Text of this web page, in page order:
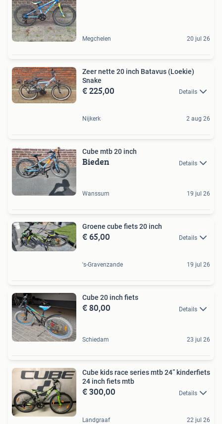
Megchelen 20 jul 26
Zeer nette 20 inch Batavus (Loekie)
Snake
€ 225,00 Details
Nijkerk 2 aug 26
Cube mtb 20 inch
Bieden Details
Wanssum 19 jul 26
Groene cube fiets 20 inch
€ 65,00 Details
's-Gravenzande 19 jul 26
Cube 20 inch fiets
€ 80,00 Details
Schiedam 23 jul 26
Cube kids race series mtb 24” kinderfiets
24 inch fiets mtb
€ 300,00 Details
Landgraaf 22 jul 26